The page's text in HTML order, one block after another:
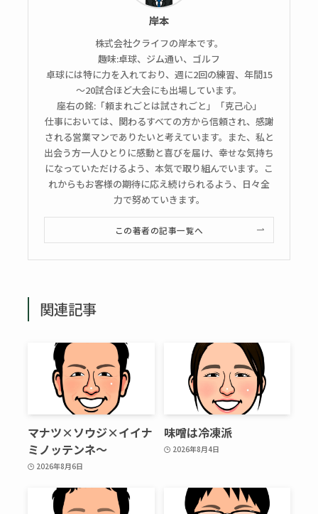
岸本
株式会社クライフの岸本です。
趣味:卓球、ジム通い、ゴルフ
卓球には特に力を入れており、週に2回の練習、年間15
～20試合ほど大会にも出場しています。
座右の銘:「頼まれごとは試されごと」「克己心」
仕事においては、関わるすべての方から信頼され、感謝
される営業マンでありたいと考えています。また、私と
出会う方一人ひとりに感動と喜びを届け、幸せな気持ち
になっていただけるよう、本気で取り組んでいます。こ
れからもお客様の期待に応え続けられるよう、日々全
力で努めていきます。
この著者の記事一覧へ
関連記事
マナツ×ソウジ×イイナ
ミノッテンネ～
2026年8月6日
味噌は冷凍派
2026年8月4日